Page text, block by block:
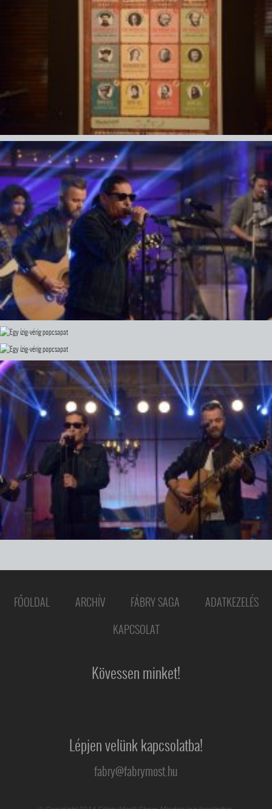
FŐOLDAL ARCHÍV FÁBRY SAGA
ADATKEZELÉS
KAPCSOLAT
Kövessen minket!
Lépjen velünk kapcsolatba!
fabry@fabrymost.hu